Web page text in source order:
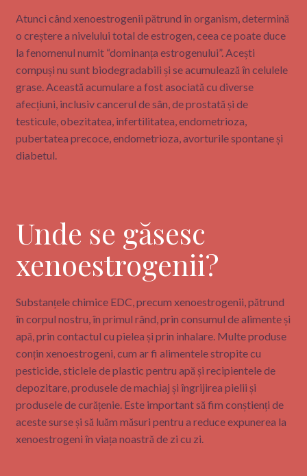
Atunci când xenoestrogenii pătrund în organism, determină
o creștere a nivelului total de estrogen, ceea ce poate duce
la fenomenul numit “dominanța estrogenului”. Acești
compuși nu sunt biodegradabili și se acumulează în celulele
grase. Această acumulare a fost asociată cu diverse
afecțiuni, inclusiv cancerul de sân, de prostată și de
testicule, obezitatea, infertilitatea, endometrioza,
pubertatea precoce, endometrioza, avorturile spontane și
diabetul.
Unde se găsesc
xenoestrogenii?
Substanțele chimice EDC, precum xenoestrogenii, pătrund
în corpul nostru, în primul rând, prin consumul de alimente și
apă, prin contactul cu pielea și prin inhalare. Multe produse
conțin xenoestrogeni, cum ar fi alimentele stropite cu
pesticide, sticlele de plastic pentru apă și recipientele de
depozitare, produsele de machiaj și îngrijirea pielii și
produsele de curățenie. Este important să fim conștienți de
aceste surse și să luăm măsuri pentru a reduce expunerea la
xenoestrogeni în viața noastră de zi cu zi.